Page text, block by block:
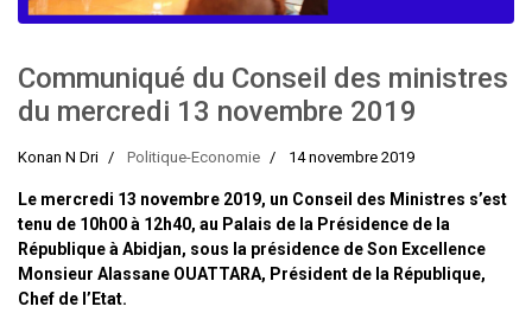
Communiqué du Conseil des ministres
du mercredi 13 novembre 2019
Konan N Dri Politique-Economie 14 novembre 2019
Le mercredi 13 novembre 2019, un Conseil des Ministres s’est
tenu de 10h00 à 12h40, au Palais de la Présidence de la
République à Abidjan, sous la présidence de Son Excellence
Monsieur Alassane OUATTARA, Président de la République,
Chef de l’Etat.